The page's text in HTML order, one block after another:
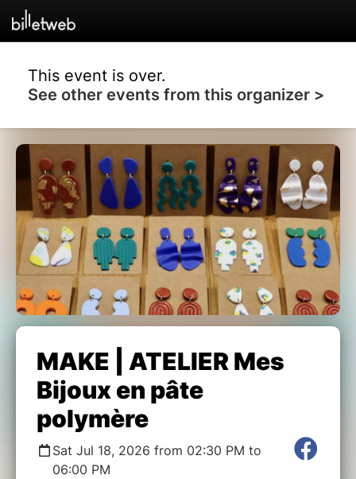
This event is over.
See other events from this organizer >
MAKE | ATELIER Mes
Bijoux en pâte
polymère
Sat Jul 18, 2026 from 02:30 PM to
06:00 PM